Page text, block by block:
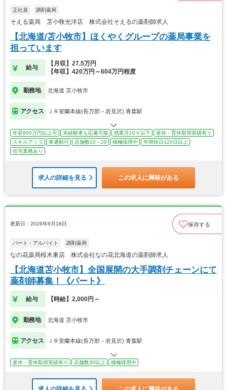
正社員 調剤薬局
そえる薬局 苫小牧光洋店 株式会社そえるの薬剤師求人
【北海道/苫小牧市】ほくやくグループの薬局事業を
担っています
給与
【月収】27.5万円
【年収】420万円～604万円程度
勤務地 北海道 苫小牧市
アクセス ＪＲ室蘭本線(長万部－岩見沢) 青葉駅
年収600万円以上可 未経験者も応募可能 残業月10ｈ以下
産休・育休取得実績有り
スキルアップ
車通勤可 店舗数10～29 積極採用中
年間休日120日以上
在宅業務あり
求人の詳細を見る この求人に興味がある
更新日：2026年6月18日 保存する
パート・アルバイト 調剤薬局
なの花薬局桜木東店 株式会社なの花北海道の薬剤師求人
【北海道苫小牧市】全国展開の大手調剤チェーンにて
薬剤師募集！《パート》
給与 【時給】2,000円～
勤務地 北海道 苫小牧市
アクセス ＪＲ室蘭本線(長万部－岩見沢) 青葉駅
産休・育休取得実績有り 店舗数30以上 積極採用中